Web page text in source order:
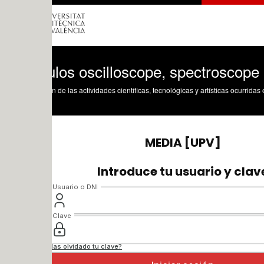
oscilloscope, spectroscope
de las actividades científicas, tecnológicas y artísticas ocurridas en los tres